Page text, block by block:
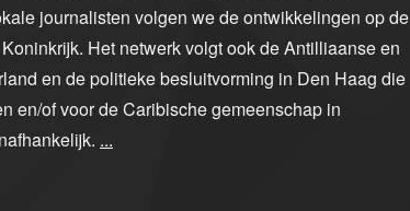
journalisten volgen we de ontwikkelingen op de
Het netwerk volgt ook de Antilliaanse en
en de politieke besluitvorming in Den Haag die
en/of voor de Caribische gemeenschap in
...